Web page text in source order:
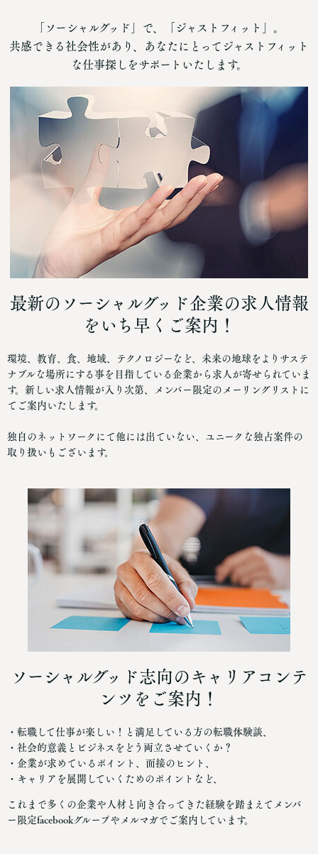
「ソーシャルグッド」で、「ジャストフィット」。
共感できる社会性があり、あなたにとってジャストフィット
な仕事探しをサポートいたします。
最新のソーシャルグッド企業の求人情報
をいち早くご案内！
環境、教育、食、地域、テクノロジーなど、未来の地球をよりサステ
ナブルな場所にする事を目指している企業から求人が寄せられていま
す。新しい求人情報が入り次第、メンバー限定のメーリングリストに
てご案内いたします。
独自のネットワークにて他には出ていない、ユニークな独占案件の
取り扱いもございます。
ソーシャルグッド志向のキャリアコンテ
ンツをご案内！
・転職して仕事が楽しい！と満足している方の転職体験談、
・社会的意義とビジネスをどう両立させていくか？
・企業が求めているポイント、面接のヒント、
・キャリアを展開していくためのポイントなど、
これまで多くの企業や人材と向き合ってきた経験を踏まえてメンバ
ー限定facebookグループやメルマガでご案内しています。